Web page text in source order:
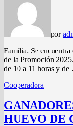
por
Familia: Se
de la Promoción
de 10 a 11 horas y
Cooperadora
HUEVO DE